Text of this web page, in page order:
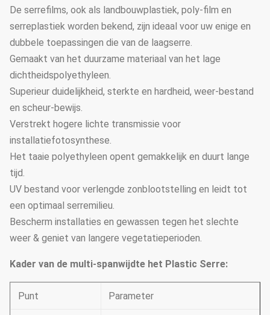
De serrefilms, ook als landbouwplastiek, poly-film en
serreplastiek worden bekend, zijn ideaal voor uw enige en
dubbele toepassingen die van de laagserre.
Gemaakt van het duurzame materiaal van het lage
dichtheidspolyethyleen.
Superieur duidelijkheid, sterkte en hardheid, weer-bestand
en scheur-bewijs.
Verstrekt hogere lichte transmissie voor
installatiefotosynthese.
Het taaie polyethyleen opent gemakkelijk en duurt lange
tijd.
UV bestand voor verlengde zonblootstelling en leidt tot
een optimaal serremilieu.
Bescherm installaties en gewassen tegen het slechte
weer & geniet van langere vegetatieperioden.
Kader van de multi-spanwijdte het Plastic Serre:
Punt Parameter